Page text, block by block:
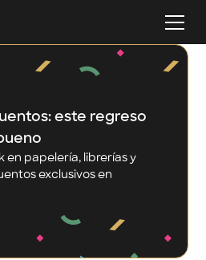
este regreso
en papelería, librerías y
exclusivos en
crédito y
de fácil
Cero comisiones